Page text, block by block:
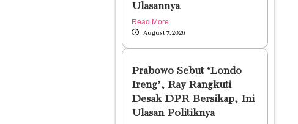
Ulasannya
Read More
August 7, 2026
Prabowo Sebut ‘Londo
Ireng’, Ray Rangkuti
Desak DPR Bersikap, Ini
Ulasan Politiknya